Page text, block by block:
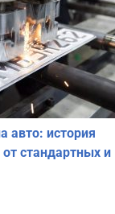
авто: история
стандартных и